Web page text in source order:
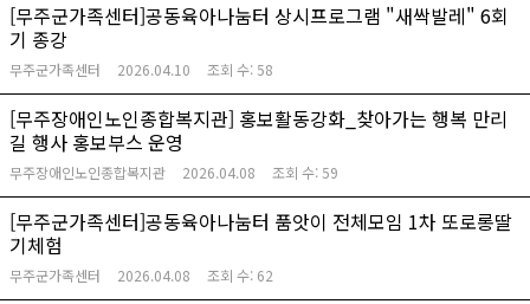
[무주군가족센터]공동육아나눔터 상시프로그램 "새싹발레" 6회
기 종강
무주군가족센터 2026.04.10 조회 수:58
[무주장애인노인종합복지관] 홍보활동강화_찾아가는 행복 만리
길 행사 홍보부스 운영
무주장애인노인종합복지관 2026.04.08 조회 수:59
[무주군가족센터]공동육아나눔터 품앗이 전체모임 1차 또로롱딸
기체험
무주군가족센터 2026.04.08 조회 수: 62